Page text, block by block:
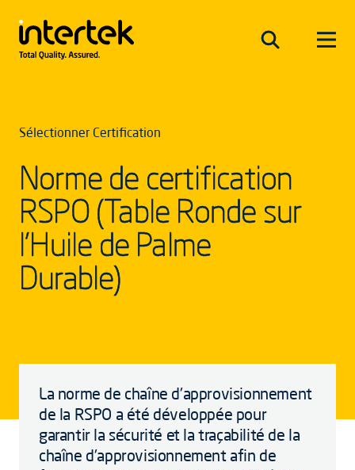
Sélectionner Certification
Norme de certification
RSPO (Table Ronde sur
l'Huile de Palme
Durable)
La norme de chaîne d'approvisionnement
de la RSPO a été développée pour
garantir la sécurité et la traçabilité de la
chaîne d'approvisionnement afin de